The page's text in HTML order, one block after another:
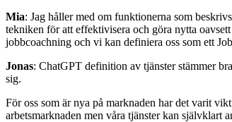
Mia: Jag håller med om funktionerna som
tekniken för att effektivisera och göra nytta
jobbcoachning och vi kan definiera oss som ett
Jonas: ChatGPT definition av tjänster stämmer
sig.
För oss som är nya på marknaden har det varit
arbetsmarknaden men våra tjänster kan självklart